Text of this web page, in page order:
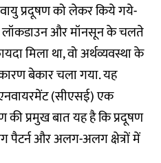
वायु प्रदूषण को लेकर किये गये-
लॉकडाउन और मॉनसून के चलते
मिला था, वो अर्थव्यवस्था के
बेकार चला गया. यह
(सीएसई) एक
की प्रमुख बात यह है कि प्रदूषण
और अलग-अलग क्षेत्रों में